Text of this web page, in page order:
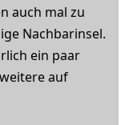
auch mal zu
Nachbarinsel.
ein paar
auf